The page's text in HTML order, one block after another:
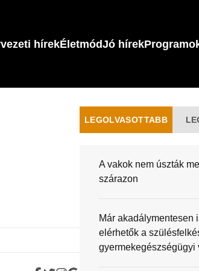
hírekÉletmódJó hírek
LEGOLVASOTTABB
A vakok nem úszták
szárazon
Már akadálymentesen
elérhetők a
gyermekegészségügyi